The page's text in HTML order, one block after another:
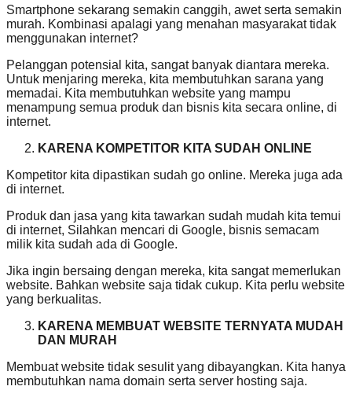
Smartphone sekarang semakin canggih, awet serta semakin
murah. Kombinasi apalagi yang menahan masyarakat tidak
menggunakan internet?
Pelanggan potensial kita, sangat banyak diantara mereka.
Untuk menjaring mereka, kita membutuhkan sarana yang
memadai. Kita membutuhkan website yang mampu
menampung semua produk dan bisnis kita secara online, di
internet.
KARENA KOMPETITOR KITA SUDAH ONLINE
Kompetitor kita dipastikan sudah go online. Mereka juga ada
di internet.
Produk dan jasa yang kita tawarkan sudah mudah kita temui
di internet, Silahkan mencari di Google, bisnis semacam
milik kita sudah ada di Google.
Jika ingin bersaing dengan mereka, kita sangat memerlukan
website. Bahkan website saja tidak cukup. Kita perlu website
yang berkualitas.
KARENA MEMBUAT WEBSITE TERNYATA MUDAH
DAN MURAH
Membuat website tidak sesulit yang dibayangkan. Kita hanya
membutuhkan nama domain serta server hosting saja.